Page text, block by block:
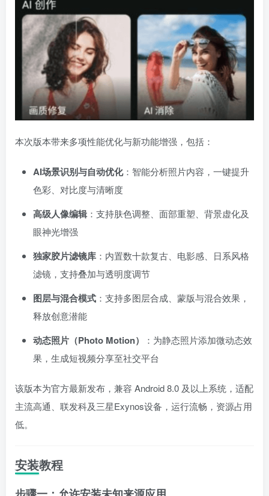
本次版本带来多项性能优化与新功能增强，包括：
AI场景识别与自动优化：智能分析照片内容，一键提升
色彩、对比度与清晰度
高级人像编辑：支持肤色调整、面部重塑、背景虚化及
眼神光增强
独家胶片滤镜库 ：内置数十款复古、电影感、日系风格
滤镜，支持叠加与透明度调节
图层与混合模式 ：支持多图层合成、蒙版与混合效果，
释放创意潜能
动态照片（Photo Motion）
：为静态照片添加微动态效
果，生成短视频分享至社交平台
该版本为官方最新发布，兼容 Android 8.0 及以上系统，适配
主流高通、联发科及三星Exynos设备，运行流畅，资源占用
低。
安装教程